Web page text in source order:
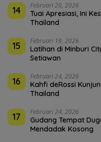
14 Februari 20, 2026
Tuai Apresiasi, Ini
Thailand
15 Februari 19, 2026
Latihan di Minburi
Setiawan
16 Februari 24, 2026
Kahfi deRossi
Thailand
17 Februari 24, 2026
Gudang Tempat
Mendadak Kosong